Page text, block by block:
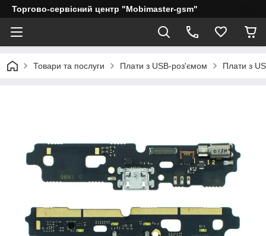
Торгово-сервісний центр "Mobimaster-gsm"
Товари та послуги Плати з USB-роз'ємом Плати з